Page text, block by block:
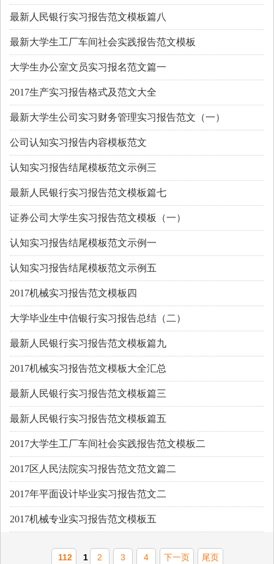
最新人民银行实习报告范文模板篇八
最新大学生工厂车间社会实践报告范文模板
大学生办公室文员实习报名范文篇一
2017生产实习报告格式及范文大全
最新大学生公司实习财务管理实习报告范文（一）
公司认知实习报告内容模板范文
认知实习报告结尾模板范文示例三
最新人民银行实习报告范文模板篇七
证券公司大学生实习报告范文模板（一）
认知实习报告结尾模板范文示例一
认知实习报告结尾模板范文示例五
2017机械实习报告范文模板四
大学毕业生中信银行实习报告总结（二）
最新人民银行实习报告范文模板篇九
2017机械实习报告范文模板大全汇总
最新人民银行实习报告范文模板篇三
最新人民银行实习报告范文模板篇五
2017大学生工厂车间社会实践报告范文模板二
2017区人民法院实习报告范文范文篇二
2017年平面设计毕业实习报告范文二
2017机械专业实习报告范文模板五
112 1 2 3 4 下一页 尾页